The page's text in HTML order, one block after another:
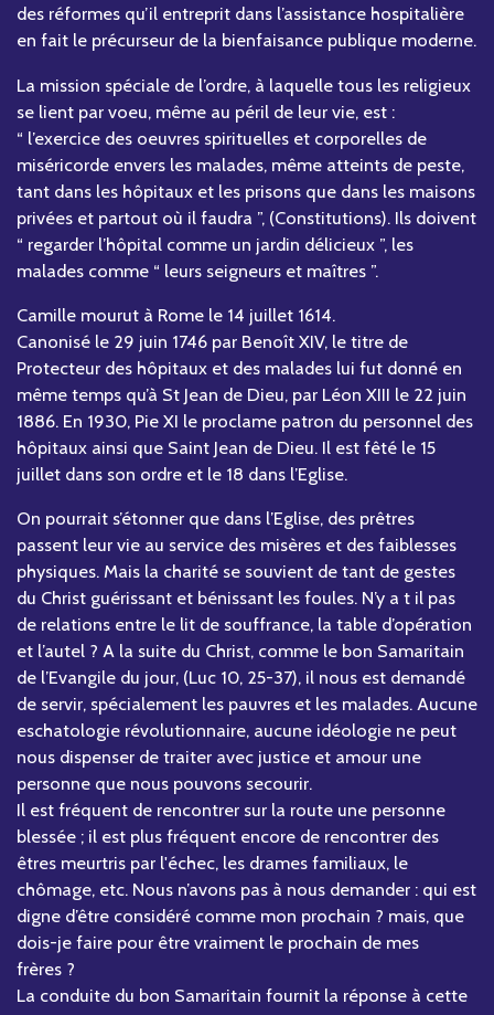
des réformes qu’il entreprit dans l’assistance hospitalière
en fait le précurseur de la bienfaisance publique moderne.
La mission spéciale de l’ordre, à laquelle tous les religieux
se lient par voeu, même au péril de leur vie, est :
“ l’exercice des oeuvres spirituelles et corporelles de
miséricorde envers les malades, même atteints de peste,
tant dans les hôpitaux et les prisons que dans les maisons
privées et partout où il faudra ”, (Constitutions). Ils doivent
“ regarder l’hôpital comme un jardin délicieux ”, les
malades comme “ leurs seigneurs et maîtres ”.
Camille mourut à Rome le 14 juillet 1614.
Canonisé le 29 juin 1746 par Benoît XIV, le titre de
Protecteur des hôpitaux et des malades lui fut donné en
même temps qu’à St Jean de Dieu, par Léon XIII le 22 juin
1886. En 1930, Pie XI le proclame patron du personnel des
hôpitaux ainsi que Saint Jean de Dieu. Il est fêté le 15
juillet dans son ordre et le 18 dans l’Eglise.
On pourrait s’étonner que dans l’Eglise, des prêtres
passent leur vie au service des misères et des faiblesses
physiques. Mais la charité se souvient de tant de gestes
du Christ guérissant et bénissant les foules. N’y a t il pas
de relations entre le lit de souffrance, la table d’opération
et l’autel ? A la suite du Christ, comme le bon Samaritain
de l’Evangile du jour, (Luc 10, 25-37), il nous est demandé
de servir, spécialement les pauvres et les malades. Aucune
eschatologie révolutionnaire, aucune idéologie ne peut
nous dispenser de traiter avec justice et amour une
personne que nous pouvons secourir.
Il est fréquent de rencontrer sur la route une personne
blessée ; il est plus fréquent encore de rencontrer des
êtres meurtris par l'échec, les drames familiaux, le
chômage, etc. Nous n’avons pas à nous demander : qui est
digne d’être considéré comme mon prochain ? mais, que
dois-je faire pour être vraiment le prochain de mes
frères ?
La conduite du bon Samaritain fournit la réponse à cette